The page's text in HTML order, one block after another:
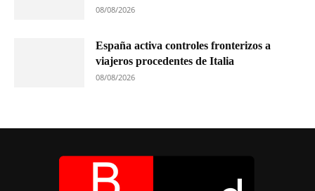
08/08/2026
España activa controles fronterizos a
viajeros procedentes de Italia
08/08/2026